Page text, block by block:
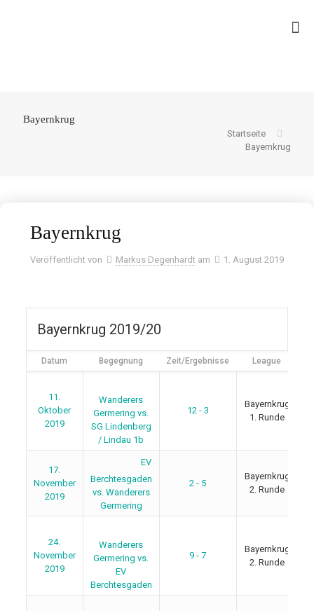
Bayernkrug
Startseite
Bayernkrug
Bayernkrug
Veröffentlicht von Markus Degenhardt am 1. August 2019
Bayernkrug 2019/20
Datum Begegnung Zeit/Ergebnisse League
11.
Oktober
2019
Wanderers
Germering vs.
SG Lindenberg
/ Lindau 1b
12 - 3
Bayernkrug
1. Runde
17.
November
2019
EV
Berchtesgaden
vs. Wanderers
Germering
2 - 5
Bayernkrug
2. Runde
24.
November
2019
Wanderers
Germering vs.
EV
Berchtesgaden
9 - 7
Bayernkrug
2. Runde